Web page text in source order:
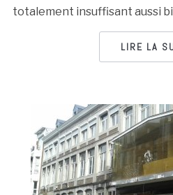
totalement insuffisant aussi
LIRE LA